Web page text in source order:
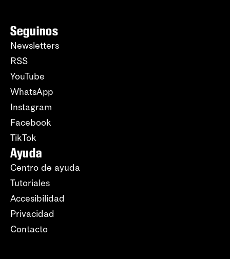
Seguinos
Newsletters
RSS
YouTube
WhatsApp
Instagram
Facebook
TikTok
Ayuda
Centro de ayuda
Tutoriales
Accesibilidad
Privacidad
Contacto